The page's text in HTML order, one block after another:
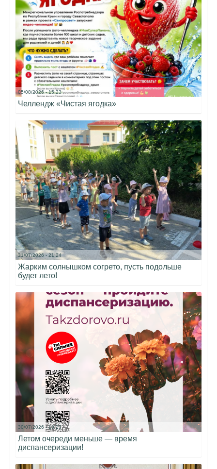
05/08/2026 - 15:23
Челлендж «Чистая ягодка»
31/07/2026 - 21:24
Жарким солнышком согрето, пусть подольше
будет лето!
30/07/2026 - 18:23
Летом очереди меньше — время
диспансеризации!